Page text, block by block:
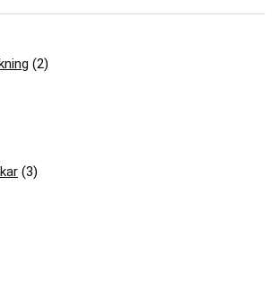
(2)
(3)